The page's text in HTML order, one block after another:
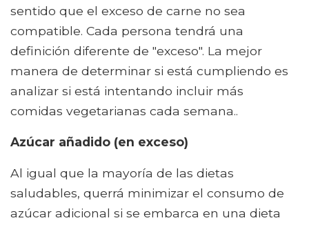
sentido que el exceso de carne no sea
compatible. Cada persona tendrá una
definición diferente de "exceso". La mejor
manera de determinar si está cumpliendo es
analizar si está intentando incluir más
comidas vegetarianas cada semana..
Azúcar añadido (en exceso)
Al igual que la mayoría de las dietas
saludables, querrá minimizar el consumo de
azúcar adicional si se embarca en una dieta